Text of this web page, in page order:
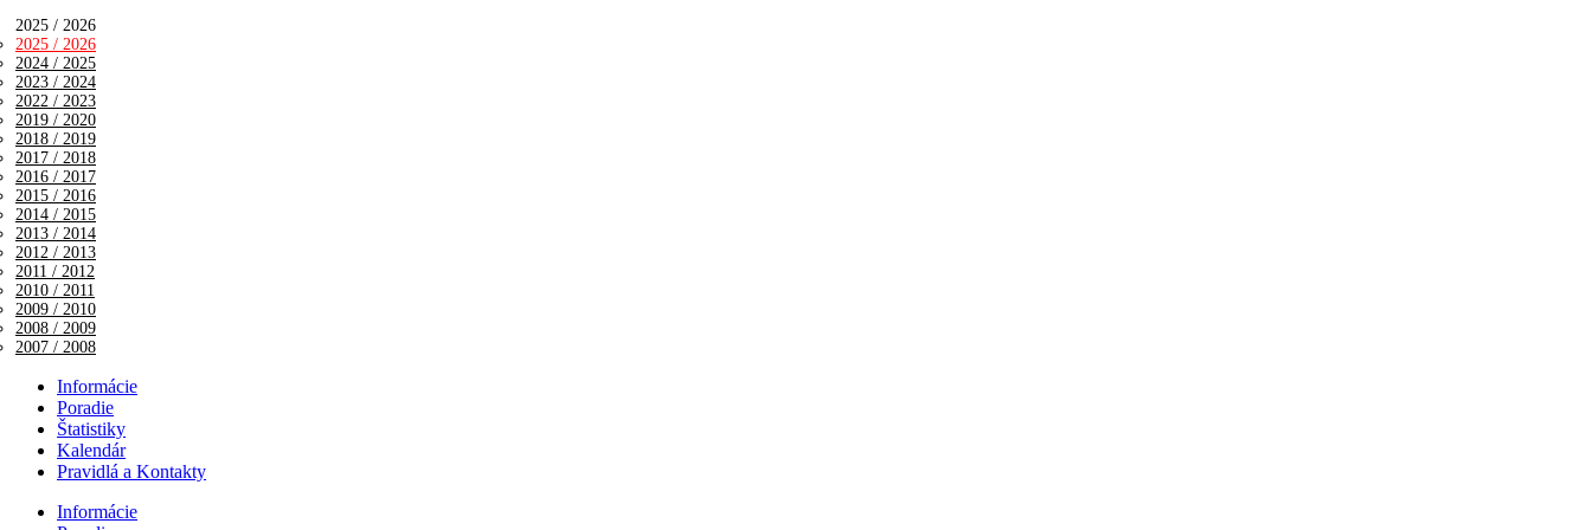
2025 / 2026
2025 / 2026
2024 / 2025
2023 / 2024
2022 / 2023
2019 / 2020
2018 / 2019
2017 / 2018
2016 / 2017
2015 / 2016
2014 / 2015
2013 / 2014
2012 / 2013
2011 / 2012
2010 / 2011
2009 / 2010
2008 / 2009
2007 / 2008
Informácie
Poradie
Štatistiky
Kalendár
Pravidlá a Kontakty
Informácie